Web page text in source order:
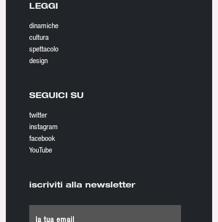
LEGGI
dinamiche
cultura
spettacolo
design
SEGUICI SU
twitter
instagram
facebook
YouTube
iscriviti alla newsletter
la tua email